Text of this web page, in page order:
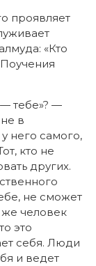
проявляет
«Кто
тебе»? —
в
него самого,
кто не
других.
не сможет
же человек
это
себя. Люди
и ведет